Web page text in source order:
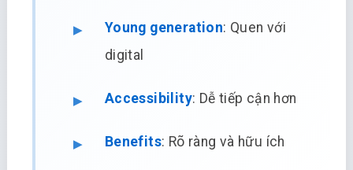
Young generation: Quen với
digital
Accessibility: Dễ tiếp cận hơn
Benefits: Rõ ràng và hữu ích